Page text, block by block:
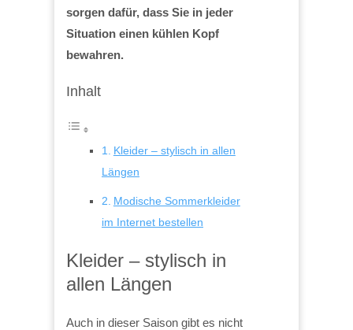
sorgen dafür, dass Sie in jeder
Situation einen kühlen Kopf
bewahren.
Inhalt
Kleider – stylisch in allen
Längen
Modische Sommerkleider
im Internet bestellen
Kleider – stylisch in
allen Längen
Auch in dieser Saison gibt es nicht